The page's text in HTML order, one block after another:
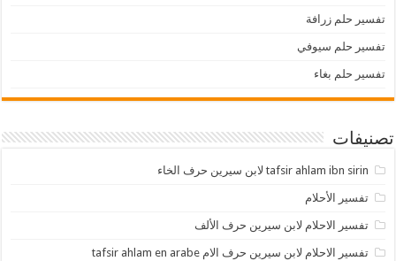
تفسير حلم زرافة
تفسير حلم سيوفي
تفسير حلم بغاء
تصنيفات
tafsir ahlam ibn sirin لابن سيرين حرف الخاء
تفسير الأحلام
تفسير الاحلام لابن سيرين حرف الألف
تفسير الاحلام لابن سيرين حرف الام tafsir ahlam en arabe